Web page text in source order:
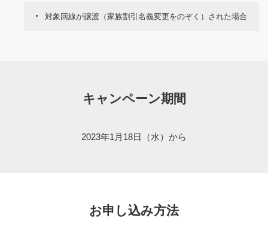
対象回線が譲渡（家族割引名義変更をのぞく）された場合
キャンペーン期間
2023年1月18日（水）から
お申し込み方法